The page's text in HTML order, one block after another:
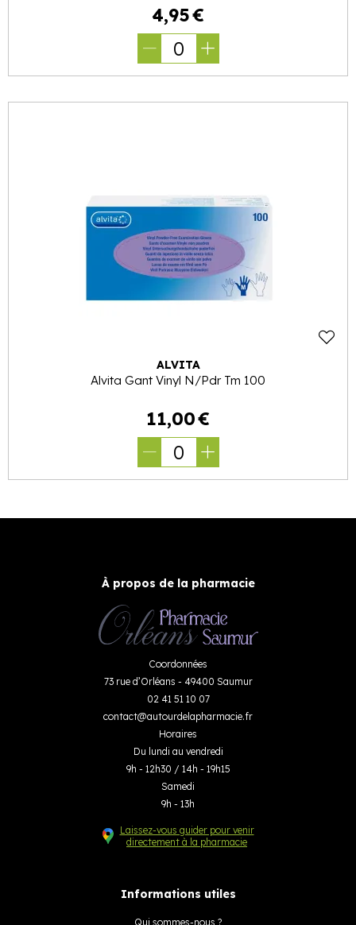
4,95€
0
ALVITA
Alvita Gant Vinyl N/Pdr Tm 100
11,00€
0
À propos de la pharmacie
Coordonnées
73 rue d’Orléans - 49400 Saumur
02 41 51 10 07
contact@autourdelapharmacie.fr
Horaires
Du lundi au vendredi
9h - 12h30 / 14h - 19h15
Samedi
9h - 13h
Laissez-vous guider pour venir
directement à la pharmacie
Informations utiles
Qui sommes-nous ?